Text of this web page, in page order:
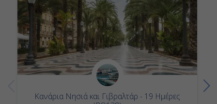
Κανάρια Νησιά και Γιβραλτάρ - 19 Ημέρες